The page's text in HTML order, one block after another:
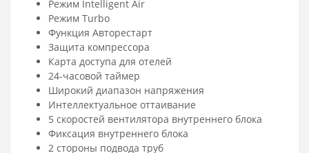
Режим Intelligent Air
Режим Turbo
Функция Авторестарт
Защита компрессора
Карта доступа для отелей
24-часовой таймер
Широкий диапазон напряжения
Интеллектуальное оттаивание
5 скоростей вентилятора внутреннего блока
Фиксация внутреннего блока
2 стороны подвода труб